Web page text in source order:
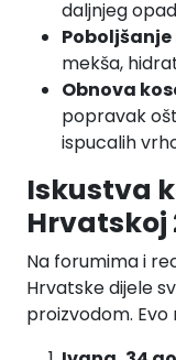
daljnjeg
mekša,
Obnova
popravak
ispucalih
Iskustva
Hrvatskoj
Na forumima i
Hrvatske dijele
proizvodom.